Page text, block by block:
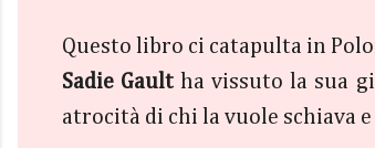
Questo libro ci catapulta in
Sadie Gault ha vissuto la sua
atrocità di chi la vuole schiava